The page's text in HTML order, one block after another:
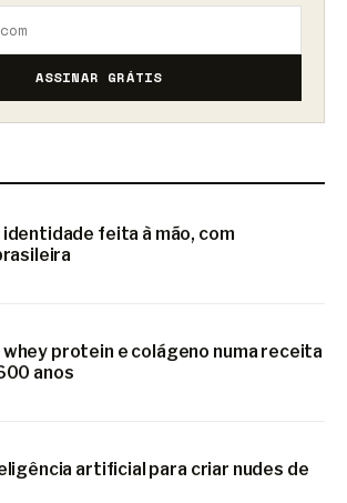
ASSINAR GRÁTIS
identidade feita à mão, com
protein e colágeno numa receita
anos
artificial para criar nudes de